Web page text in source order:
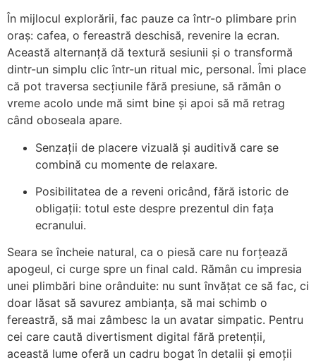
În mijlocul explorării, fac pauze ca într-o plimbare prin
oraș: cafea, o fereastră deschisă, revenire la ecran.
Această alternanță dă textură sesiunii și o transformă
dintr-un simplu clic într-un ritual mic, personal. Îmi place
că pot traversa secțiunile fără presiune, să rămân o
vreme acolo unde mă simt bine și apoi să mă retrag
când oboseala apare.
Senzații de placere vizuală și auditivă care se
combină cu momente de relaxare.
Posibilitatea de a reveni oricând, fără istoric de
obligații: totul este despre prezentul din fața
ecranului.
Seara se încheie natural, ca o piesă care nu forțează
apogeul, ci curge spre un final cald. Rămân cu impresia
unei plimbări bine orânduite: nu sunt învățat ce să fac, ci
doar lăsat să savurez ambianța, să mai schimb o
fereastră, să mai zâmbesc la un avatar simpatic. Pentru
cei care caută divertisment digital fără pretenții,
această lume oferă un cadru bogat în detalii și emoții